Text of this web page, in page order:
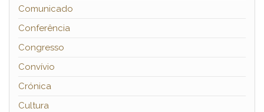
Comunicado
Conferência
Congresso
Convívio
Crónica
Cultura